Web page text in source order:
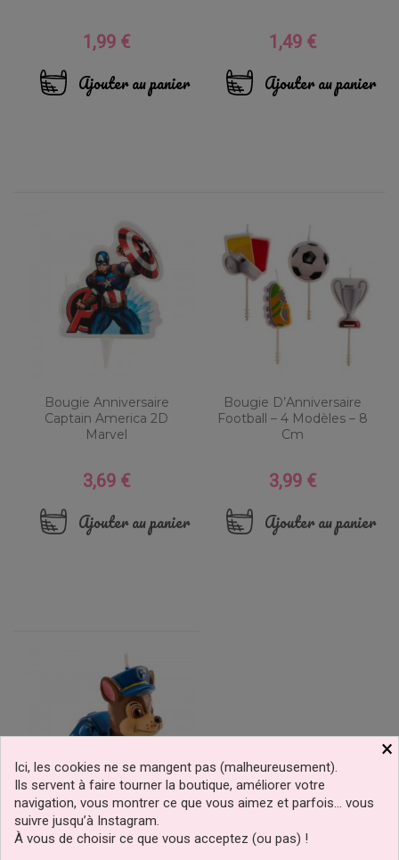
Prix
1,99 €
Ajouter au panier
Prix
1,49 €
Ajouter au panier
Bougie Anniversaire
Captain America 2D
Marvel
Prix
3,69 €
Ajouter au panier
Bougie D’Anniversaire
Football – 4 Modèles – 8
Cm
Prix
3,99 €
Ajouter au panier
Bougie 3D De Chase Pat'
×
Ici, les cookies ne se mangent pas (malheureusement).
Ils servent à faire tourner la boutique, améliorer votre
navigation, vous montrer ce que vous aimez et parfois… vous
suivre jusqu’à Instagram.
À vous de choisir ce que vous acceptez (ou pas) !